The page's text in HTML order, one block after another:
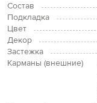
Состав
Подкладка
Цвет
Декор
Застежка
Карманы (внешние)